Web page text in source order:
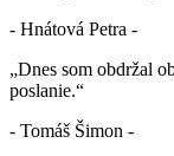
- Hnátová Petra -
„Dnes som obdržal
poslanie.“
- Tomáš Šimon -